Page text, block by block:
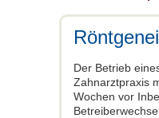
Der Betrieb
Zahnarztpraxis
Wochen vor